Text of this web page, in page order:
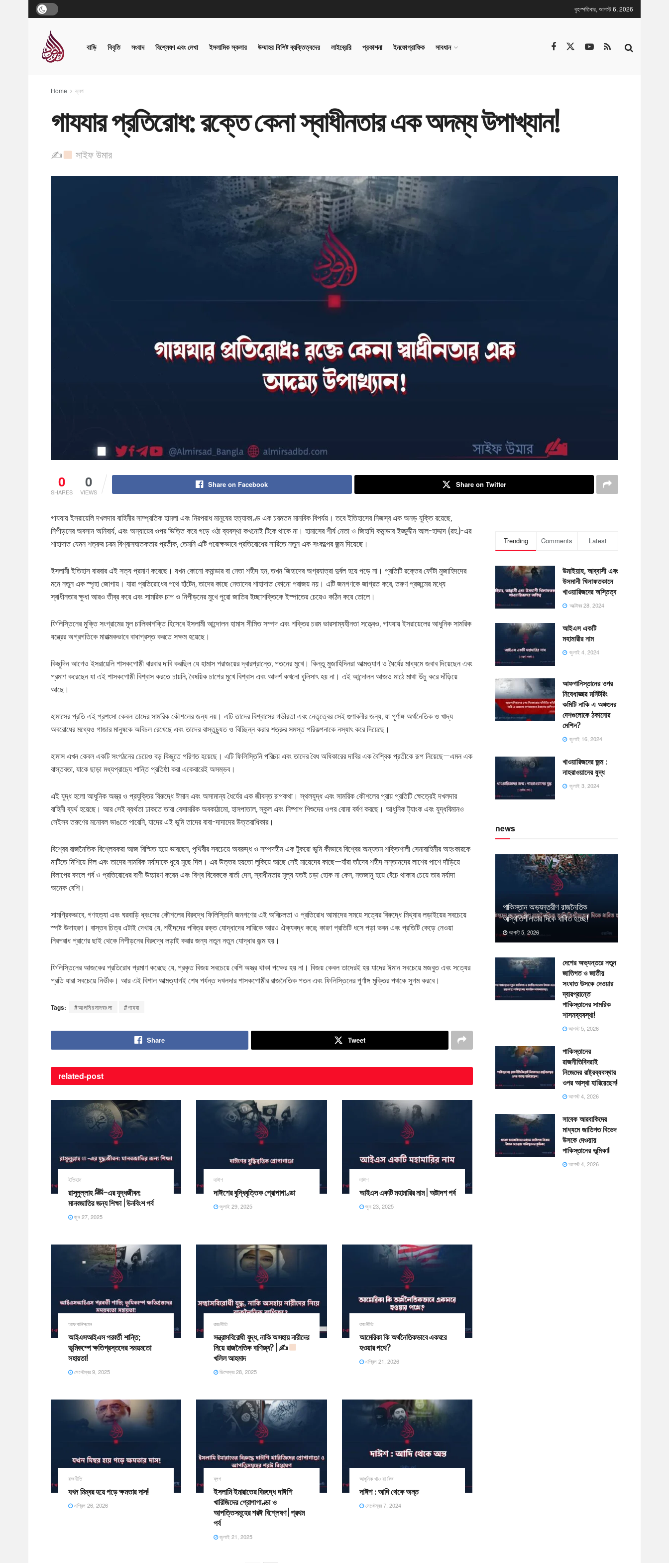
বৃহস্পতিবার, আগস্ট 6, 2026
বাড়ি বিবৃতি সংবাদ বিশ্লেষণ এবং লেখা ইসলামিক স্কলার উম্মাহর বিশিষ্ট ব্যক্তিত্বদের লাইব্রেরি প্রকাশনা ইনফোগ্রাফিক সাবধান
Home ব্লগ
​গাযযার প্রতিরোধ: রক্তে কেনা স্বাধীনতার এক অদম্য উপাখ্যান! ​
✍ সাইফ উমার
0
SHARES
0
VIEWS
Share on Facebook Share on Twitter
গাযযায় ইসরায়েলি দখলদার বাহিনীর সাম্প্রতিক হামলা এবং নিরপরাধ মানুষের হত্যাকাণ্ড এক চরমতম মানবিক বিপর্যয়। তবে ইতিহাসের নিজস্ব এক অনড় যুক্তি রয়েছে,
নিপীড়নের অবসান অনিবার্য, এবং অন্যায়ের ওপর ভিত্তি করে গড়ে ওঠা ব্যবস্থা কখনোই টিকে থাকে না। হামাসের শীর্ষ নেতা ও জিহাদি কমান্ডার ইজ্জুদ্দীন আল-হাদ্দাদ (রহ.)-এর
শাহাদাত যেমন শত্রুর চরম বিশ্বাসঘাতকতার প্রতীক, তেমনি এটি পরোক্ষভাবে প্রতিরোধের সারিতে নতুন এক সংকল্পের জন্ম দিয়েছে।
ইসলামী ইতিহাস বারবার এই সত্য প্রমাণ করেছে। যখন কোনো কমান্ডার বা নেতা শহীদ হন, তখন জিহাদের অগ্রযাত্রা দুর্বল হয়ে পড়ে না। প্রতিটি রক্তের ফোঁটা মুজাহিদদের
মনে নতুন এক স্পৃহা জোগায়। যারা প্রতিরোধের পথে হাঁটেন, তাদের কাছে নেতাদের শাহাদাত কোনো পরাজয় নয়। এটি জনগণকে জাগ্রত করে, তরুণ প্রজন্মের মধ্যে
স্বাধীনতার ক্ষুধা আরও তীব্র করে এবং সামরিক চাপ ও নিপীড়নের মুখে পুরো জাতির ইচ্ছাশক্তিকে ইস্পাতের চেয়েও কঠিন করে তোলে।
ফিলিস্তিনের মুক্তি সংগ্রামের মূল চালিকাশক্তি হিসেবে ইসলামী আন্দোলন হামাস সীমিত সম্পদ এবং শক্তির চরম ভারসাম্যহীনতা সত্ত্বেও, গাযযায় ইসরায়েলের আধুনিক সামরিক
যন্ত্রের অগ্রগতিকে মারাত্মকভাবে বাধাগ্রস্ত করতে সক্ষম হয়েছে।
কিছুদিন আগেও ইসরায়েলি শাসকগোষ্ঠী বারবার দাবি করছিল যে হামাস পরাজয়ের দ্বারপ্রান্তে, পতনের মুখে। কিন্তু মুজাহিদিনরা আত্মত্যাগ ও ধৈর্যের মাধ্যমে জবাব দিয়েছেন এবং
প্রমাণ করেছেন যা এই শাসকগোষ্ঠী বিশ্বাস করতে চায়নি, বৈষয়িক চাপের মুখে বিশ্বাস এবং আদর্শ কখনো ধূলিসাৎ হয় না। এই আন্দোলন আজও মাঠে মাথা উঁচু করে দাঁড়িয়ে
আছে।
হামাসের প্রতি এই প্রশংসা কেবল তাদের সামরিক কৌশলের জন্য নয়। এটি তাদের বিশ্বাসের গভীরতা এবং নেতৃত্বের সেই গুণাবলীর জন্য, যা পূর্ণাঙ্গ অর্থনৈতিক ও খাদ্য
অবরোধের মধ্যেও গাজার মানুষকে অবিচল রেখেছে এবং তাদের বাস্তুচ্যুত ও বিচ্ছিন্ন করার শত্রুর সমস্ত পরিকল্পনাকে নস্যাৎ করে দিয়েছে।
হামাস এখন কেবল একটি সংগঠনের চেয়েও বড় কিছুতে পরিণত হয়েছে। এটি ফিলিস্তিনি পরিচয় এবং তাদের বৈধ অধিকারের দাবির এক বৈশ্বিক প্রতীকে রূপ নিয়েছে—এমন এক
বাস্তবতা, যাকে ছাড়া মধ্যপ্রাচ্যে শান্তি প্রতিষ্ঠা করা একেবারেই অসম্ভব।
এই যুদ্ধ হলো আধুনিক অস্ত্র ও প্রযুক্তির বিরুদ্ধে ঈমান এবং অসামান্য ধৈর্যের এক জীবন্ত রূপকথা। স্থলযুদ্ধ এবং সামরিক কৌশলের প্রায় প্রতিটি ক্ষেত্রেই দখলদার
বাহিনী ব্যর্থ হয়েছে। আর সেই ব্যর্থতা ঢাকতে তারা বেসামরিক অবকাঠামো, হাসপাতাল, স্কুল এবং নিষ্পাপ শিশুদের ওপর বোমা বর্ষণ করছে। আধুনিক ট্যাংক এবং যুদ্ধবিমানও
সেইসব তরুণের মনোবল ভাঙতে পারেনি, যাদের এই ভূমি তাদের বাবা-দাদাদের উত্তরাধিকার।
বিশ্বের রাজনৈতিক বিশ্লেষকরা আজ বিস্মিত হয়ে ভাবছেন, পৃথিবীর সবচেয়ে অবরুদ্ধ ও সম্পদহীন এক টুকরো ভূমি কীভাবে বিশ্বের অন্যতম শক্তিশালী সেনাবাহিনীর অহংকারকে
মাটিতে মিশিয়ে দিল এবং তাদের সামরিক মর্যাদাকে ধুয়ে মুছে দিল। এর উত্তর হয়তো লুকিয়ে আছে সেই মায়েদের কাছে—যাঁরা তাঁদের শহীদ সন্তানদের লাশের পাশে দাঁড়িয়ে
বিলাপের বদলে গর্ব ও প্রতিরোধের বাণী উচ্চারণ করেন এবং বিশ্ব বিবেককে বার্তা দেন, স্বাধীনতার মূল্য যতই চড়া হোক না কেন, নতজানু হয়ে বেঁচে থাকার চেয়ে তার মর্যাদা
অনেক বেশি।
সামগ্রিকভাবে, গণহত্যা এবং ঘরবাড়ি ধ্বংসের কৌশলের বিরুদ্ধে ফিলিস্তিনি জনগণের এই অবিচলতা ও প্রতিরোধ আমাদের সময়ে সত্যের বিরুদ্ধে মিথ্যার লড়াইয়ের সবচেয়ে
স্পষ্ট উদাহরণ। বাস্তব চিত্র এটাই দেখায় যে, শহীদদের পবিত্র রক্ত যোদ্ধাদের সারিকে আরও ঐক্যবদ্ধ করে; কারণ প্রতিটি ধসে পড়া ভবন এবং প্রতিটি কেড়ে নেওয়া
নিরপরাধ প্রাণের ছাই থেকে নিপীড়নের বিরুদ্ধে লড়াই করার জন্য নতুন নতুন যোদ্ধার জন্ম হয়।
ফিলিস্তিনের আজকের প্রতিরোধ প্রমাণ করেছে যে, প্রকৃত বিজয় সবচেয়ে বেশি অস্ত্র থাকা পক্ষের হয় না। বিজয় কেবল তাদেরই হয় যাদের ঈমান সবচেয়ে মজবুত এবং সত্যের
প্রতি যারা সবচেয়ে নির্ভীক। আর এই বিশাল আত্মত্যাগই শেষ পর্যন্ত দখলদার শাসকগোষ্ঠীর রাজনৈতিক পতন এবং ফিলিস্তিনের পূর্ণাঙ্গ মুক্তির পথকে সুগম করবে।
Tags: #আলমিরসাদবাংলা #গাযযা
Share Tweet
related-post
ইতিহাস
রাসূলুল্লাহ ﷺ–এর যুদ্ধজীবন:
মানবজাতির জন্য শিক্ষা | উনবিংশ পর্ব
জুন 27, 2025
দাঈশ
দাঈশের বুদ্ধিবৃত্তিক প্রোপাগাণ্ডা
জুলাই 29, 2025
দাঈশ
আইএস একটি মহামারির নাম | অষ্টাদশ পর্ব
জুন 23, 2025
আফগানিস্তান
আইএসআইএস পরবর্তী শান্তি;
ভূমিকম্পে ক্ষতিগ্রস্তদের সময়মতো
সহায়তা!
সেপ্টেম্বর 9, 2025
রাজনীতি
সন্ত্রাসবিরোধী যুদ্ধ, নাকি অসহায় নারীদের
নিয়ে রাজনৈতিক বাণিজ্য? | ✍
খলিল আহমাদ
ডিসেম্বর 28, 2025
রাজনীতি
আমেরিকা কি অর্থনৈতিকভাবে একঘরে
হওয়ার পথে? ​
এপ্রিল 21, 2026
রাজনীতি
যখন মিম্বর হয়ে পড়ে ক্ষমতার দাস!
এপ্রিল 26, 2026
ব্লগ
ইসলামি ইমারাতের বিরুদ্ধে দাঈশি
খারিজিদের প্রোপাগাণ্ডা ও
আপত্তিসমূহের শরঈ বিশ্লেষণ | প্রথম
পর্ব
জুলাই 21, 2025
আধুনিক খাও য়া রিজ
দাঈশ : আদি থেকে অন্ত
সেপ্টেম্বর 7, 2024
Trending Comments Latest
উমাইয়াহ, আব্বাসী এবং
উসমানী খিলাফতকালে
খাওয়ারিজদের অস্তিত্ব
অক্টোবর 28, 2024
আইএস একটি
মহামারীর নাম
জুলাই 4, 2024
আফগানিস্তানের ওপর
নিষেধাজ্ঞার মনিটরিং
কমিটি নাকি এ অঞ্চলের
দেশগুলোকে ঠকানোর
মেশিন?
জুলাই 16, 2024
খাওয়ারিজদের জন্ম :
নাহরাওয়ানের যুদ্ধ
জুলাই 3, 2024
news
পাকিস্তান অভ্যন্তরীণ রাজনৈতিক
অস্থিতিশীলতার দিকে ধাবিত হচ্ছে!
আগস্ট 5, 2026
দেশের অভ্যন্তরে নতুন
জাতিগত ও জাতীয়
সংঘাত উসকে দেওয়ার
দ্বারপ্রান্তে
পাকিস্তানের সামরিক
শাসনব্যবস্থা!
আগস্ট 5, 2026
পাকিস্তানের
রাজনীতিবিদরাই
নিজেদের রাষ্ট্রব্যবস্থার
ওপর আস্থা হারিয়েছেন!
আগস্ট 4, 2026
সাবেক আরবাকিদের
মাধ্যমে জাতিগত বিভেদ
উসকে দেওয়ায়
পাকিস্তানের ভূমিকা!
আগস্ট 4, 2026